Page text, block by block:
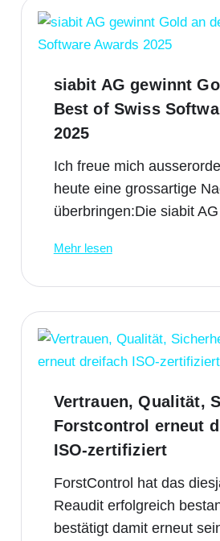
siabit AG gewinnt
Best of Swiss
2025
Ich freue mich
heute eine grossartige
überbringen:Die siabit
Mehr lesen
Vertrauen, Qualität,
Forstcontrol erneut
ISO-zertifiziert
ForstControl hat das
Reaudit erfolgreich
bestätigt damit erneut